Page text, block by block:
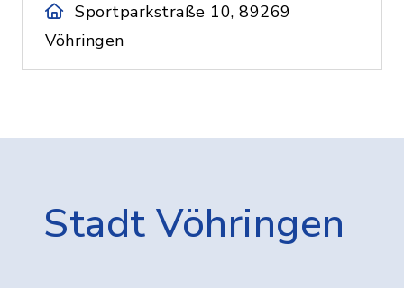
Sportparkstraße 10, 89269
Vöhringen
Stadt Vöhringen